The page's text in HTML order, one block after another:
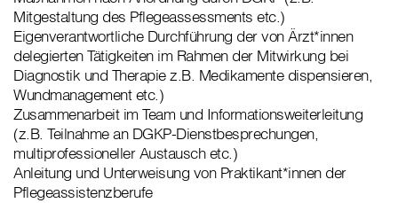
Mitgestaltung des Pflegeassessments etc.)
Eigenverantwortliche Durchführung der von Ärzt*innen
delegierten Tätigkeiten im Rahmen der Mitwirkung bei
Diagnostik und Therapie z.B. Medikamente dispensieren,
Wundmanagement etc.)
Zusammenarbeit im Team und Informationsweiterleitung
(z.B. Teilnahme an DGKP-Dienstbesprechungen,
multiprofessioneller Austausch etc.)
Anleitung und Unterweisung von Praktikant*innen der
Pflegeassistenzberufe